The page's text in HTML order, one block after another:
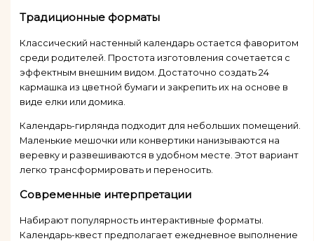
Традиционные форматы
Классический настенный календарь остается фаворитом
среди родителей. Простота изготовления сочетается с
эффектным внешним видом. Достаточно создать 24
кармашка из цветной бумаги и закрепить их на основе в
виде елки или домика.
Календарь-гирлянда подходит для небольших помещений.
Маленькие мешочки или конвертики нанизываются на
веревку и развешиваются в удобном месте. Этот вариант
легко трансформировать и переносить.
Современные интерпретации
Набирают популярность интерактивные форматы.
Календарь-квест предполагает ежедневное выполнение